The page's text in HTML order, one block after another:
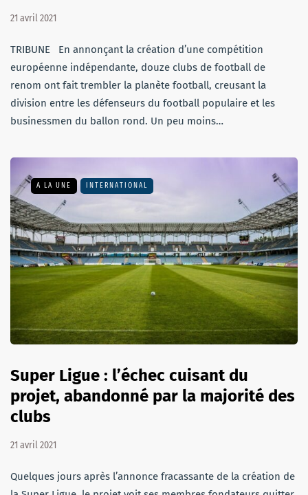
21 avril 2021
TRIBUNE En annonçant la création d’une compétition
européenne indépendante, douze clubs de football de
renom ont fait trembler la planète football, creusant la
division entre les défenseurs du football populaire et les
businessmen du ballon rond. Un peu moins…
A LA UNE INTERNATIONAL
Super Ligue : l’échec cuisant du
projet, abandonné par la majorité des
clubs
21 avril 2021
Quelques jours après l’annonce fracassante de la création de